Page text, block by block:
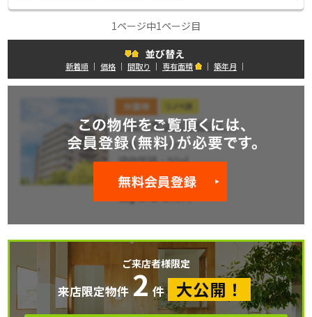
1ページ中1ページ目
並び替え
新着順 ｜ 価格 ｜ 間取り ｜ 専有面積 ｜ 築年月 ｜
ご来店者様限定
来店限定物件 2 件 大公開！